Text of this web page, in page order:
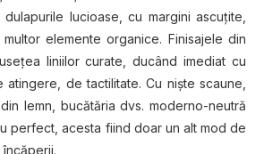
lucioase, cu margini ascuțite,
elemente organice. Finisajele din
liniilor curate, ducând imediat cu
de tactilitate. Cu niște scaune,
lemn, bucătăria dvs. moderno-neutră
perfect, acesta fiind doar un alt mod de